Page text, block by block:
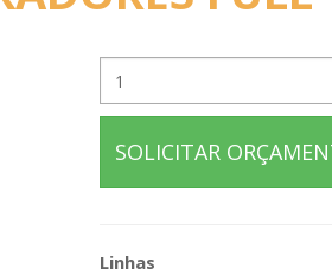
SOLICITAR
Linhas